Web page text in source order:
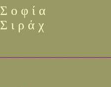
Σ ο φ ί α
Σ ι ρ ά χ